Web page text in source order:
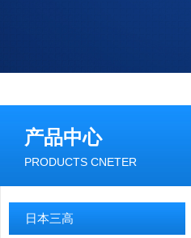
产品中心
PRODUCTS CNETER
日本三高